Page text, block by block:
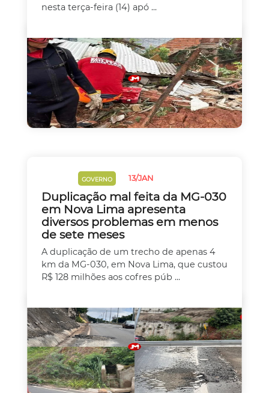
nesta terça-feira (14) apó ...
GOVERNO 13/JAN
Duplicação mal feita da MG-030
em Nova Lima apresenta
diversos problemas em menos
de sete meses
A duplicação de um trecho de apenas 4
km da MG-030, em Nova Lima, que custou
R$ 128 milhões aos cofres púb ...